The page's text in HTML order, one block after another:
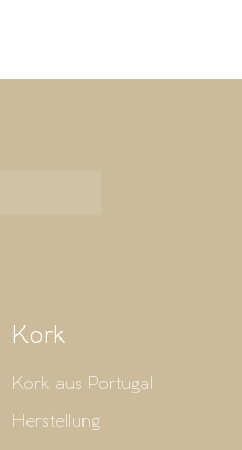
Kork
Kork aus Portugal
Herstellung